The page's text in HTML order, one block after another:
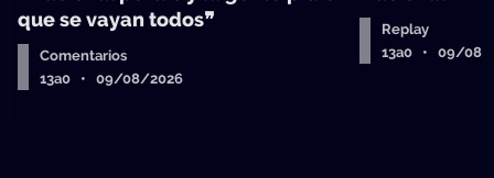
que se vayan todos❞
Comentarios
13a0 • 09/08/2026
Replay
13a0 • 09/08/